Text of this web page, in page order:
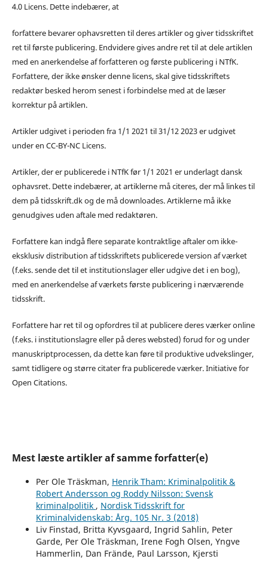
4.0 Licens. Dette indebærer, at
forfattere bevarer ophavsretten til deres artikler og giver tidsskriftet
ret til første publicering. Endvidere gives andre ret til at dele artiklen
med en anerkendelse af forfatteren og første publicering i NTfK.
Forfattere, der ikke ønsker denne licens, skal give tidsskriftets
redaktør besked herom senest i forbindelse med at de læser
korrektur på artiklen.
Artikler udgivet i perioden fra 1/1 2021 til 31/12 2023 er udgivet
under en CC-BY-NC Licens.
Artikler, der er publicerede i NTfK før 1/1 2021 er underlagt dansk
ophavsret. Dette indebærer, at artiklerne må citeres, der må linkes til
dem på tidsskrift.dk og de må downloades. Artiklerne må ikke
genudgives uden aftale med redaktøren.
Forfattere kan indgå flere separate kontraktlige aftaler om ikke-
eksklusiv distribution af tidsskriftets publicerede version af værket
(f.eks. sende det til et institutionslager eller udgive det i en bog),
med en anerkendelse af værkets første publicering i nærværende
tidsskrift.
Forfattere har ret til og opfordres til at publicere deres værker online
(f.eks. i institutionslagre eller på deres websted) forud for og under
manuskriptprocessen, da dette kan føre til produktive udvekslinger,
samt tidligere og større citater fra publicerede værker. Initiative for
Open Citations.
Mest læste artikler af samme forfatter(e)
Per Ole Träskman, Henrik Tham: Kriminalpolitik &
Robert Andersson og Roddy Nilsson: Svensk
kriminalpolitik , Nordisk Tidsskrift for
Kriminalvidenskab: Årg. 105 Nr. 3 (2018)
Liv Finstad, Britta Kyvsgaard, Ingrid Sahlin, Peter
Garde, Per Ole Träskman, Irene Fogh Olsen, Yngve
Hammerlin, Dan Frände, Paul Larsson, Kjersti